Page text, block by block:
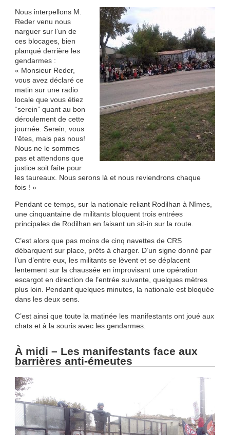
Nous interpellons M.
Reder venu nous
narguer sur l’un de
ces blocages, bien
planqué derrière les
gendarmes :
« Monsieur Reder,
vous avez déclaré ce
matin sur une radio
locale que vous étiez
“serein” quant au bon
déroulement de cette
journée. Serein, vous
l’êtes, mais pas nous!
Nous ne le sommes
pas et attendons que
justice soit faite pour
les taureaux. Nous serons là et nous reviendrons chaque
fois ! »
Pendant ce temps, sur la nationale reliant Rodilhan à Nîmes,
une cinquantaine de militants bloquent trois entrées
principales de Rodilhan en faisant un sit-in sur la route.
C’est alors que pas moins de cinq navettes de CRS
débarquent sur place, prêts à charger. D’un signe donné par
l’un d’entre eux, les militants se lèvent et se déplacent
lentement sur la chaussée en improvisant une opération
escargot en direction de l’entrée suivante, quelques mètres
plus loin. Pendant quelques minutes, la nationale est bloquée
dans les deux sens.
C’est ainsi que toute la matinée les manifestants ont joué aux
chats et à la souris avec les gendarmes.
À midi – Les manifestants face aux
barrières anti-émeutes